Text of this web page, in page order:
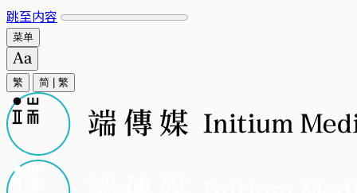
跳至内容
菜单
繁 简 繁